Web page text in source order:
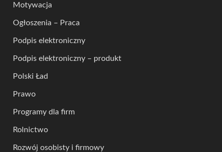
Motywacja
Ogłoszenia – Praca
Podpis elektroniczny
Podpis elektroniczny – produkt
Polski Ład
Prawo
Programy dla firm
Rolnictwo
Rozwój osobisty i firmowy